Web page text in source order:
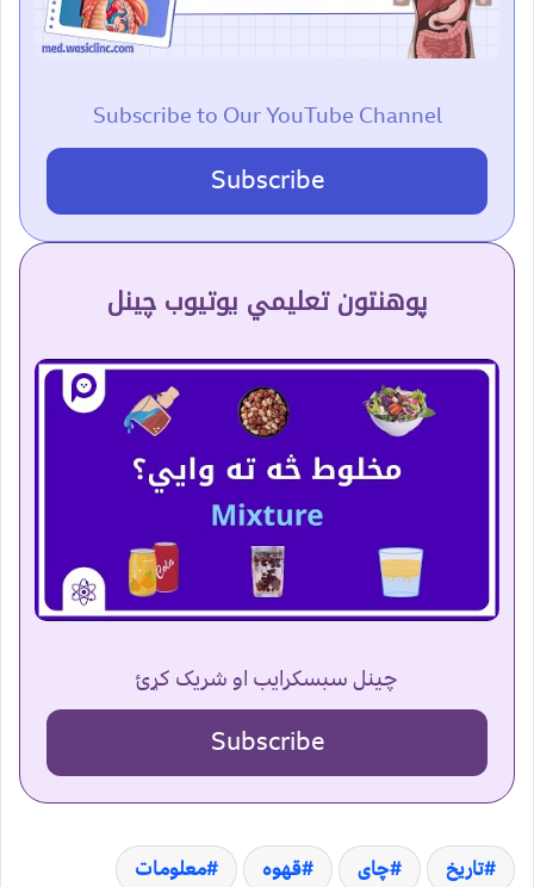
Subscribe to Our YouTube Channel
Subscribe
پوهنتون تعلیمي یوتیوب چینل
چینل سبسکرایب او شریک کړئ
Subscribe
تاریخ چای قهوه معلومات